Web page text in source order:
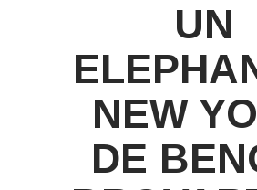
UN
NEW
DE